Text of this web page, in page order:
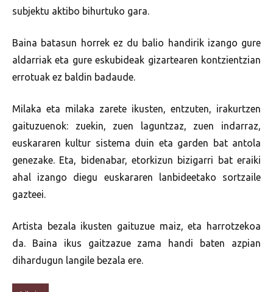
subjektu aktibo bihurtuko gara.
Baina batasun horrek ez du balio handirik izango gure
aldarriak eta gure eskubideak gizartearen kontzientzian
errotuak ez baldin badaude.
Milaka eta milaka zarete ikusten, entzuten, irakurtzen
gaituzuenok: zuekin, zuen laguntzaz, zuen indarraz,
euskararen kultur sistema duin eta garden bat antola
genezake. Eta, bidenabar, etorkizun bizigarri bat eraiki
ahal izango diegu euskararen lanbideetako sortzaile
gazteei.
Artista bezala ikusten gaituzue maiz, eta harrotzekoa
da. Baina ikus gaitzazue zama handi baten azpian
dihardugun langile bezala ere.